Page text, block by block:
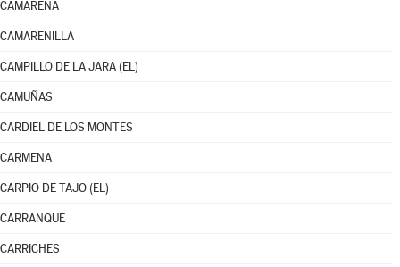
CAMARENA
CAMARENILLA
CAMPILLO DE LA JARA (EL)
CAMUÑAS
CARDIEL DE LOS MONTES
CARMENA
CARPIO DE TAJO (EL)
CARRANQUE
CARRICHES